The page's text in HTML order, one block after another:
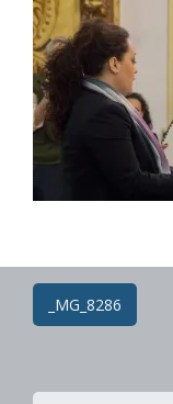
Post
navigation
_MG_8286